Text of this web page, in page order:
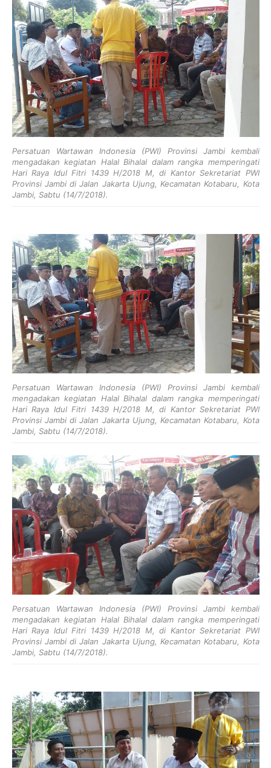
Persatuan Wartawan Indonesia (PWI) Provinsi Jambi kembali
mengadakan kegiatan Halal Bihalal dalam rangka memperingati
Hari Raya Idul Fitri 1439 H/2018 M, di Kantor Sekretariat PWI
Provinsi Jambi di Jalan Jakarta Ujung, Kecamatan Kotabaru, Kota
Jambi, Sabtu (14/7/2018).
Persatuan Wartawan Indonesia (PWI) Provinsi Jambi kembali
mengadakan kegiatan Halal Bihalal dalam rangka memperingati
Hari Raya Idul Fitri 1439 H/2018 M, di Kantor Sekretariat PWI
Provinsi Jambi di Jalan Jakarta Ujung, Kecamatan Kotabaru, Kota
Jambi, Sabtu (14/7/2018).
Persatuan Wartawan Indonesia (PWI) Provinsi Jambi kembali
mengadakan kegiatan Halal Bihalal dalam rangka memperingati
Hari Raya Idul Fitri 1439 H/2018 M, di Kantor Sekretariat PWI
Provinsi Jambi di Jalan Jakarta Ujung, Kecamatan Kotabaru, Kota
Jambi, Sabtu (14/7/2018).